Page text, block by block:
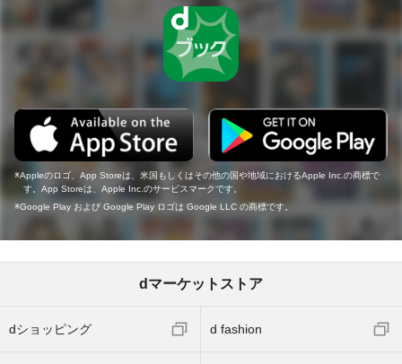
Appleのロゴ、App Storeは、米国もしくはその他の国や地域におけるApple Inc.の商標で
す。App Storeは、Apple Inc.のサービスマークです。
Google Play および Google Play ロゴは Google LLC の商標です。
dマーケットストア
dショッピング d fashion